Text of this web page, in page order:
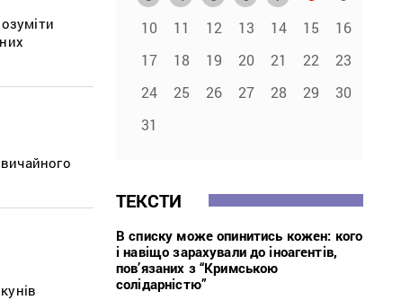
10
11 12 13 14 15
16
17
18 19 20 21 22
23
24
25 26 27 28 29
30
31
ТЕКСТИ
В списку може опинитись кожен: кого
і навіщо зарахували до іноагентів,
пов’язаних з “Кримською
солідарністю”